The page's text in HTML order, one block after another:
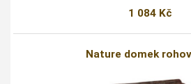
1 084 Kč
Nature domek